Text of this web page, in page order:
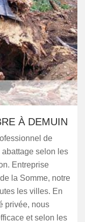
À DEMUIN
de
abattage selon les
Entreprise
la Somme, notre
les villes. En
privée, nous
et selon les